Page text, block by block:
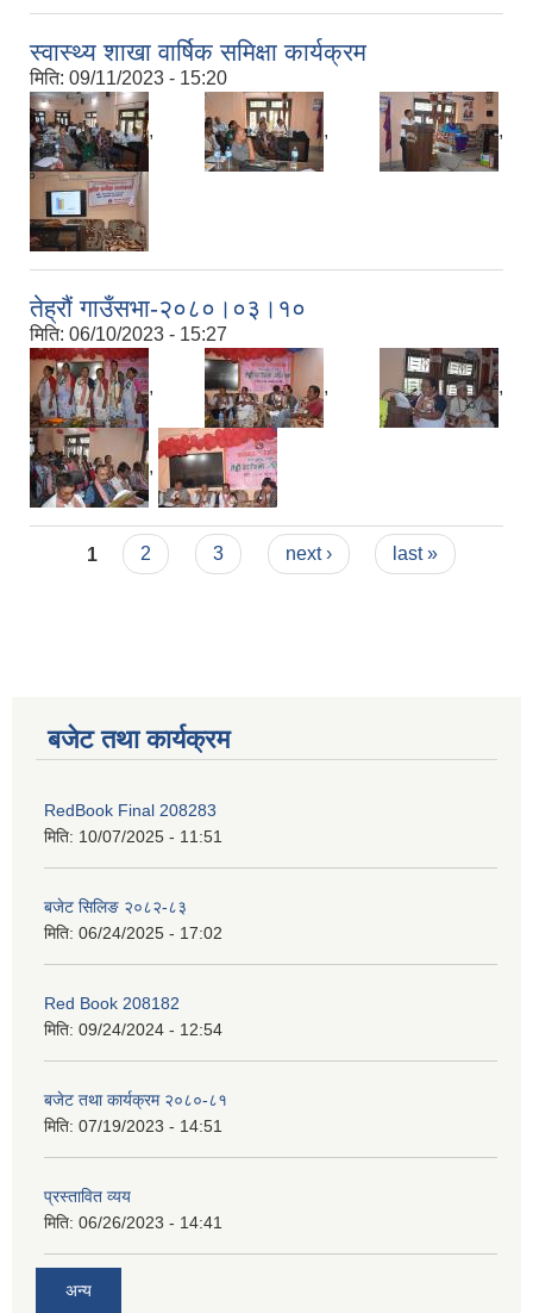
स्वास्थ्य शाखा वार्षिक समिक्षा कार्यक्रम
मिति: 09/11/2023 - 15:20
, , ,
तेह्रौं गाउँसभा-२०८०।०३।१०
मिति: 06/10/2023 - 15:27
, , ,
,
Pages
1 2 3 next › last »
बजेट तथा कार्यक्रम
RedBook Final 208283
मिति: 10/07/2025 - 11:51
बजेट सिलिङ २०८२-८३
मिति: 06/24/2025 - 17:02
Red Book 208182
मिति: 09/24/2024 - 12:54
बजेट तथा कार्यक्रम २०८०-८१
मिति: 07/19/2023 - 14:51
प्रस्तावित व्यय
मिति: 06/26/2023 - 14:41
अन्य